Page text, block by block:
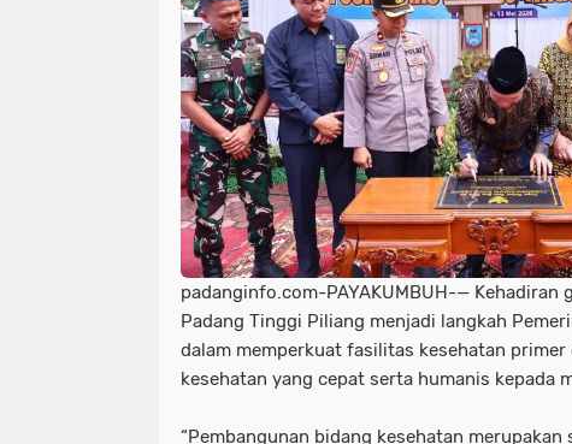
padanginfo.com-PAYAKUMBUH-— Kehadiran
Padang Tinggi Piliang menjadi langkah
dalam memperkuat fasilitas kesehatan primer
kesehatan yang cepat serta humanis kepada
“Pembangunan bidang kesehatan